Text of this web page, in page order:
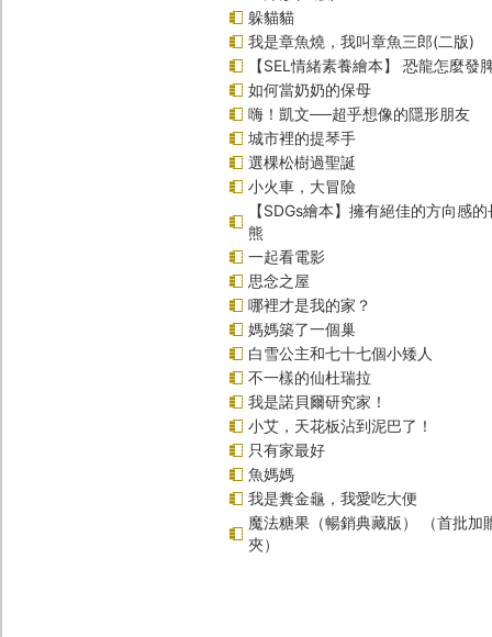
躲貓貓
我是章魚燒，我叫章魚三郎(二版)
【SEL情緒素養繪本】 恐龍怎麼發
如何當奶奶的保母
嗨！凱文──超乎想像的隱形朋友
城市裡的提琴手
選棵松樹過聖誕
小火車，大冒險
【SDGs繪本】擁有絕佳的方向感
熊
一起看電影
思念之屋
哪裡才是我的家？
媽媽築了一個巢
白雪公主和七十七個小矮人
不一樣的仙杜瑞拉
我是諾貝爾研究家！
小艾，天花板沾到泥巴了！
只有家最好
魚媽媽
我是糞金龜，我愛吃大便
魔法糖果（暢銷典藏版） （首批加
夾）